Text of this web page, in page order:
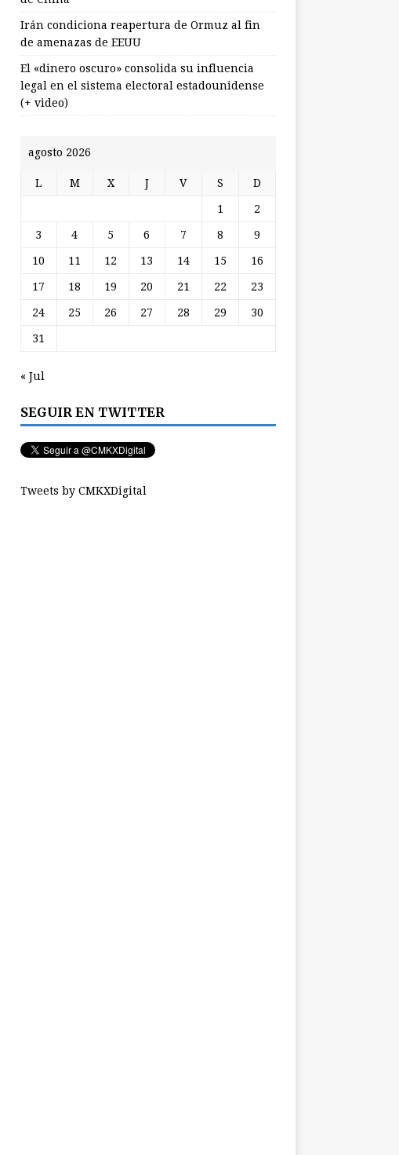
Irán condiciona reapertura de Ormuz al fin
de amenazas de EEUU
El «dinero oscuro» consolida su influencia
legal en el sistema electoral estadounidense
(+ video)
agosto 2026
L M X J V S D
1 2
3 4 5 6 7 8 9
10 11 12 13 14 15 16
17 18 19 20 21 22 23
24 25 26 27 28 29 30
31
« Jul
SEGUIR EN TWITTER
Tweets by CMKXDigital